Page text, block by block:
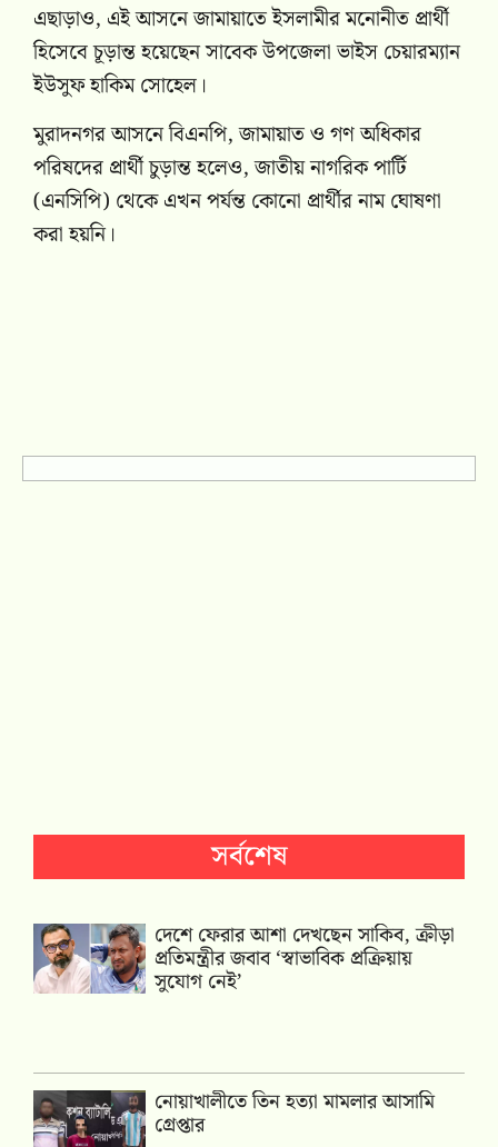
এছাড়াও, এই আসনে জামায়াতে ইসলামীর মনোনীত প্রার্থী
হিসেবে চূড়ান্ত হয়েছেন সাবেক উপজেলা ভাইস চেয়ারম্যান
ইউসুফ হাকিম সোহেল।
মুরাদনগর আসনে বিএনপি, জামায়াত ও গণ অধিকার
পরিষদের প্রার্থী চুড়ান্ত হলেও, জাতীয় নাগরিক পার্টি
(এনসিপি) থেকে এখন পর্যন্ত কোনো প্রার্থীর নাম ঘোষণা
করা হয়নি।
সর্বশেষ
দেশে ফেরার আশা দেখছেন সাকিব, ক্রীড়া
প্রতিমন্ত্রীর জবাব ‘স্বাভাবিক প্রক্রিয়ায়
সুযোগ নেই’
নোয়াখালীতে তিন হত্যা মামলার আসামি
গ্রেপ্তার